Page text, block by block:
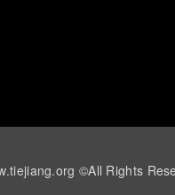
©All Rights